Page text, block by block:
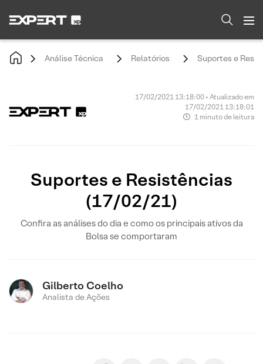
Análise Técnica Relatórios Suportes e
17/02/2021 13:18:00 • Atualizado em
17/02/2021 13:18:01
1 minuto de leitura
Suportes e Resistências
(17/02/21)
Confira as análises do dia e como os principais ativos da
Bolsa se comportaram
Gilberto Coelho
Analista de Ações